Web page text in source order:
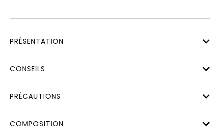
PRÉSENTATION
CONSEILS
PRÉCAUTIONS
COMPOSITION